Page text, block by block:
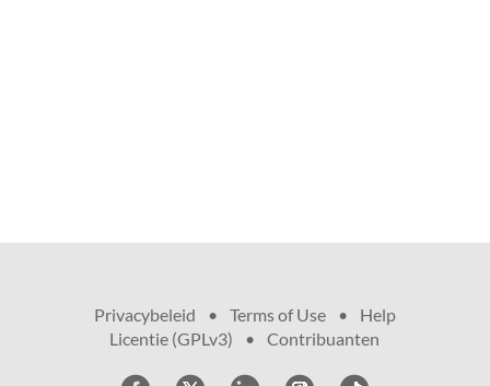
Privacybeleid • Terms of Use •
Help
•Licentie (GPLv3) • Contribuanten